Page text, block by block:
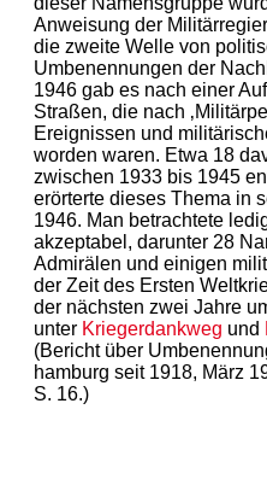
Anweisung der
die zweite Welle von
Umbenennungen der
1946 gab es nach einer
Straßen, die nach
Ereignissen und
worden waren. Etwa 18
zwischen 1933 bis 1945
erörterte dieses Thema in
1946. Man betrachtete
akzeptabel, darunter 28
Admirälen und einigen
der Zeit des Ersten
der nächsten zwei Jahre
unter Kriegerdankweg und
(Bericht über
hamburg seit 1918, März
S. 16.)